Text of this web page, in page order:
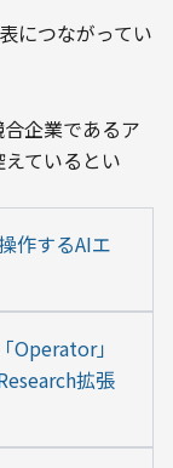
につながってい
企業であるア
ているとい
作するAIエ
Operator」
拡張